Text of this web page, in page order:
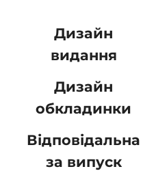
Дизайн
видання
Дизайн
обкладинки
Відповідальна
за випуск